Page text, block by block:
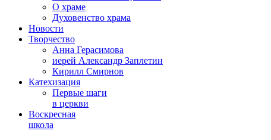
О храме
Духовенство храма
Новости
Творчество
Анна Герасимова
иерей Александр Заплетин
Кирилл Смирнов
Катехизация
Первые шаги
в церкви
Воскресная
школа